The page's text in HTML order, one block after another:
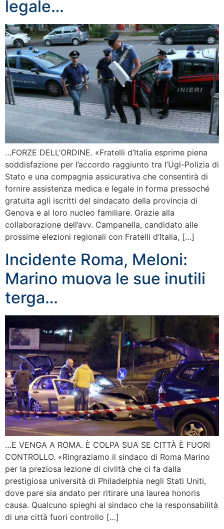
legale…
…FORZE DELL’ORDINE. «Fratelli d’Italia esprime piena
soddisfazione per l’accordo raggiunto tra l’Ugl-Polizia di
Stato e una compagnia assicurativa che consentirà di
fornire assistenza medica e legale in forma pressoché
gratuita agli iscritti del sindacato della provincia di
Genova e al loro nucleo familiare. Grazie alla
collaborazione dell’avv. Campanella, candidato alle
prossime elezioni regionali con Fratelli d’Italia, […]
Incidente Roma, Meloni:
Marino muova le sue inutili
terga…
…E VENGA A ROMA. È COLPA SUA SE CITTÀ È FUORI
CONTROLLO. «Ringraziamo il sindaco di Roma Marino
per la preziosa lezione di civiltà che ci fa dalla
prestigiosa università di Philadelphia negli Stati Uniti,
dove pare sia andato per ritirare una laurea honoris
causa. Qualcuno spieghi al sindaco che la responsabilità
di una città fuori controllo […]